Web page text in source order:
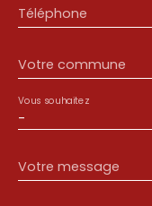
Téléphone
Votre commune
-
Vous souhaitez
Votre message